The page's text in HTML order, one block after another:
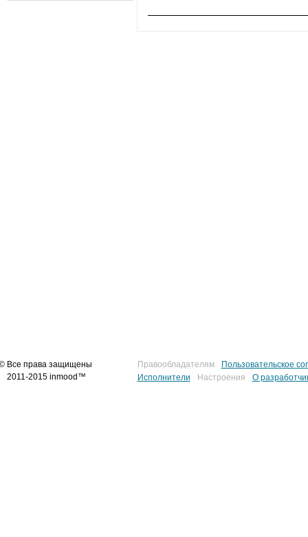
Все права защищены
2011-2015 inmood™
Правообладателям
Пользовательское
Исполнители
Настроения О